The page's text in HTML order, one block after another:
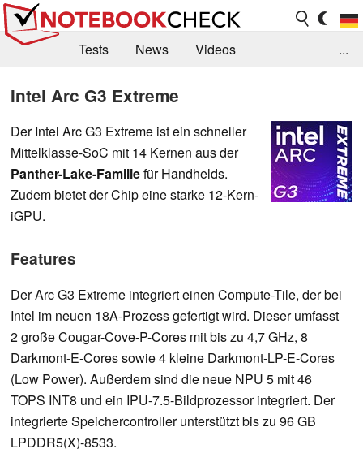
Tests News
Videos
Forum
...
Intel Arc G3 Extreme
Der Intel Arc G3 Extreme ist ein schneller
Mittelklasse-SoC mit 14 Kernen aus der
Panther-Lake-Familiefür Handhelds.
Zudem bietet der Chip eine starke 12-Kern-
iGPU.
Features
Der Arc G3 Extreme integriert einen Compute-Tile, der bei
Intel im neuen 18A-Prozess gefertigt wird. Dieser umfasst
2 große Cougar-Cove-P-Cores mit bis zu 4,7 GHz, 8
Darkmont-E-Cores sowie 4 kleine Darkmont-LP-E-Cores
(Low Power). Außerdem sind die neue NPU 5 mit 46
TOPS INT8 und ein IPU-7.5-Bildprozessor integriert. Der
integrierte Speichercontroller unterstützt bis zu 96 GB
LPDDR5(X)-8533.